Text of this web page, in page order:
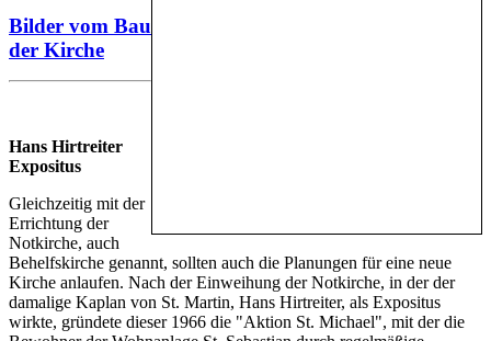
Bilder vom Bau
der Kirche
Hans Hirtreiter
Expositus
Gleichzeitig mit der
Errichtung der
Notkirche, auch
Behelfskirche genannt, sollten auch die Planungen für eine neue
Kirche anlaufen. Nach der Einweihung der Notkirche, in der der
damalige Kaplan von St. Martin, Hans Hirtreiter, als Expositus
wirkte, gründete dieser 1966 die "Aktion St. Michael", mit der die